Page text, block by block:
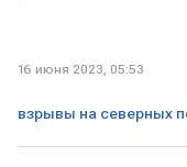
16 июня 2023, 05:53
взрывы на северных
Газ ООН ЧП